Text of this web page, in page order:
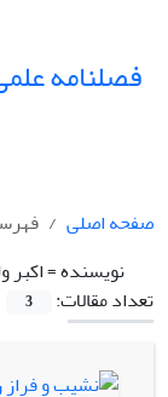
فصلنامه
صفحه اصلی
نویسنده =اکبر
تعداد مقالات:
3